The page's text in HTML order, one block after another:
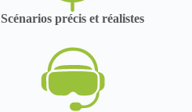
Scénarios précis et réalistes